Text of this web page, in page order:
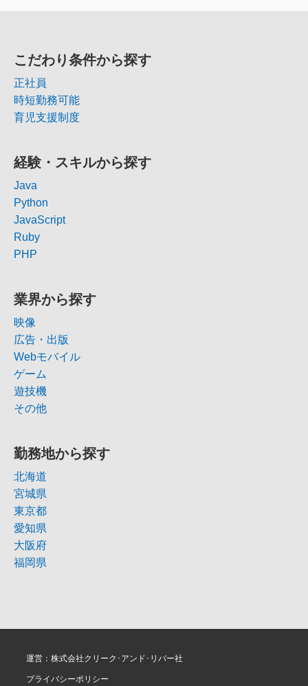
こだわり条件から探す
正社員
時短勤務可能
育児支援制度
経験・スキルから探す
Java
Python
JavaScript
Ruby
PHP
業界から探す
映像
広告・出版
Webモバイル
ゲーム
遊技機
その他
勤務地から探す
北海道
宮城県
東京都
愛知県
大阪府
福岡県
運営：株式会社クリーク･アンド･リバー社
プライバシーポリシー